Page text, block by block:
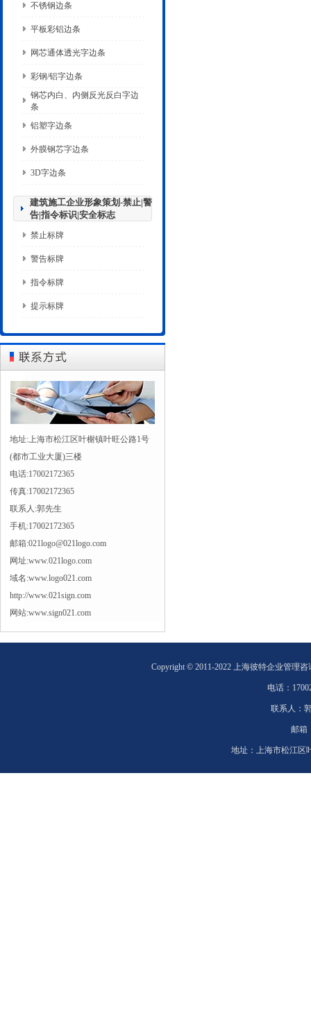
不锈钢边条
平板彩铝边条
网芯通体透光字边条
彩钢/铝字边条
钢芯内白、内侧反光反白字边
条
铝塑字边条
外膜钢芯字边条
3D字边条
建筑施工企业形象策划-禁止|警
告|指令标识|安全标志
禁止标牌
警告标牌
指令标牌
提示标牌
地址:上海市松江区叶榭镇叶旺公路1号
(都市工业大厦)三楼
电话:17002172365
传真:17002172365
联系人:郭先生
手机:17002172365
邮箱:021logo@021logo.com
网址:www.021logo.com
域名:www.logo021.com
http://www.021sign.com
网站:www.sign021.com
Copyright © 2011-2022 上海彼特企业管理
电话：
联系人：
邮箱
地址： 上海市松江区